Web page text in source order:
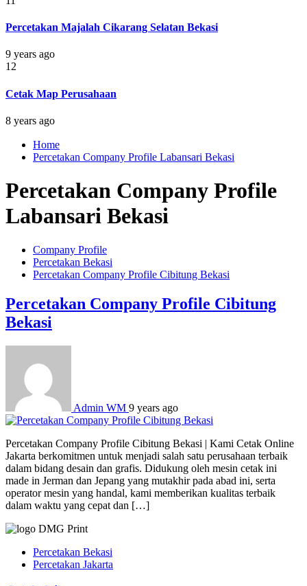
Percetakan Majalah Cikarang Selatan Bekasi
9 years ago
12
Cetak Map Perusahaan
8 years ago
Home
Percetakan Company Profile Labansari Bekasi
Percetakan Company Profile
Labansari Bekasi
Company Profile
Percetakan Bekasi
Percetakan Company Profile Cibitung Bekasi
Percetakan Company Profile Cibitung
Bekasi
Admin WM 9 years ago
Percetakan Company Profile Cibitung Bekasi | Kami Cetak Online
Jakarta berkomitmen untuk menjadi salah satu perusahaan terbaik
dalam bidang desain dan grafis. Didukung oleh mesin cetak ini
made in Jerman dan Jepang yang mutakhir pada abad ini, serta
operator mesin yang handal, kami memberikan kualitas terbaik
dalam waktu yang cepat dan […]
Percetakan Bekasi
Percetakan Jakarta